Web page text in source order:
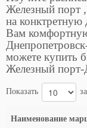
Железный порт ,
на конктретную
Вам
можете купить
Железный порт-
Показать
Наименование